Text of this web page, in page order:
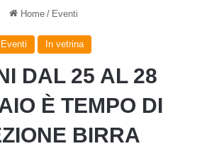
Home / Eventi
Eventi In vetrina
DAL 25 AL 28
È TEMPO DI
BIRRA